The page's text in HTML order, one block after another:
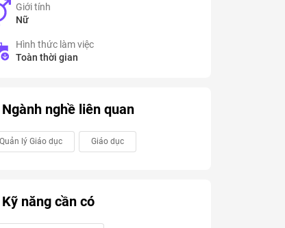
Giới tính
Nữ
Hình thức làm việc
Toàn thời gian
Ngành nghề liên quan
Quản lý Giáo dục Giáo dục
Kỹ năng cần có